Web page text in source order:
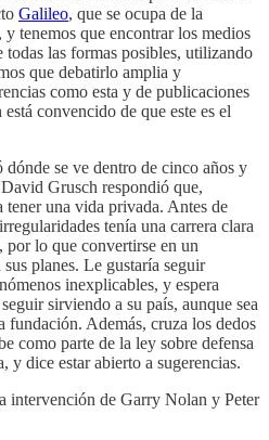
Galileo, que se ocupa de la
tenemos que encontrar los medios
las formas posibles, utilizando
que debatirlo amplia y
como esta y de publicaciones
convencido de que este es el
se ve dentro de cinco años y
Grusch respondió que,
una vida privada. Antes de
tenía una carrera clara
lo que convertirse en un
planes. Le gustaría seguir
inexplicables, y espera
sirviendo a su país, aunque sea
fundación. Además, cruza los dedos
como parte de la ley sobre defensa
y dice estar abierto a sugerencias.
intervención de Garry Nolan y Peter